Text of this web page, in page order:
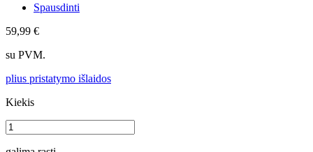
Spausdinti
59,99 €
su PVM.
plius pristatymo išlaidos
Kiekis